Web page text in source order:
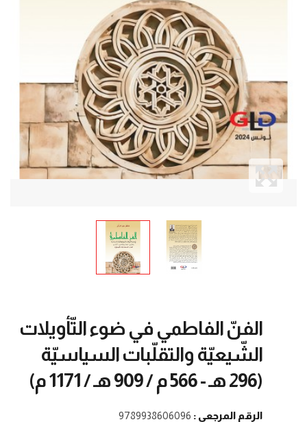
الفنّ الفاطمي في ضوء التّأويلات
الشّيعيّة والتقلّبات السياسيّة
(296 هـ - 566 م / 909 هـ / 1171 م)
الرقم المرجعي : 9789938606096